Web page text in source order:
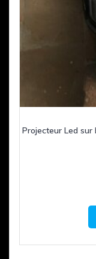
Projecteur Led sur